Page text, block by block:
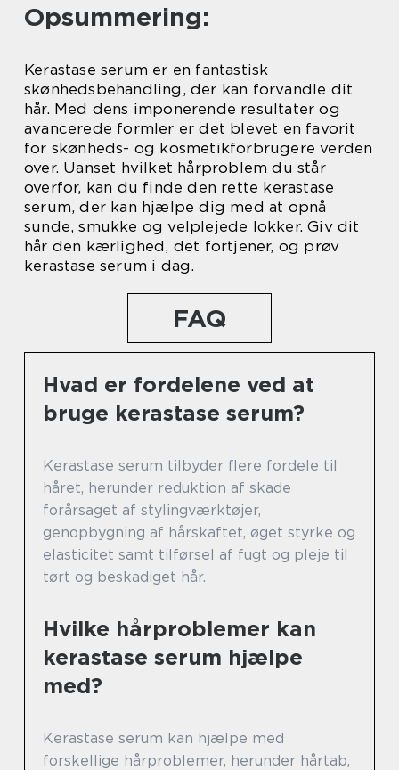
Opsummering:
Kerastase serum er en fantastisk
skønhedsbehandling, der kan forvandle dit
hår. Med dens imponerende resultater og
avancerede formler er det blevet en favorit
for skønheds- og kosmetikforbrugere verden
over. Uanset hvilket hårproblem du står
overfor, kan du finde den rette kerastase
serum, der kan hjælpe dig med at opnå
sunde, smukke og velplejede lokker. Giv dit
hår den kærlighed, det fortjener, og prøv
kerastase serum i dag.
FAQ
Hvad er fordelene ved at
bruge kerastase serum?
Kerastase serum tilbyder flere fordele til
håret, herunder reduktion af skade
forårsaget af stylingværktøjer,
genopbygning af hårskaftet, øget styrke og
elasticitet samt tilførsel af fugt og pleje til
tørt og beskadiget hår.
Hvilke hårproblemer kan
kerastase serum hjælpe
med?
Kerastase serum kan hjælpe med
forskellige hårproblemer, herunder hårtab,